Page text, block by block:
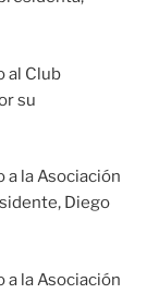
al Club
su
la Asociación
Diego
la Asociación